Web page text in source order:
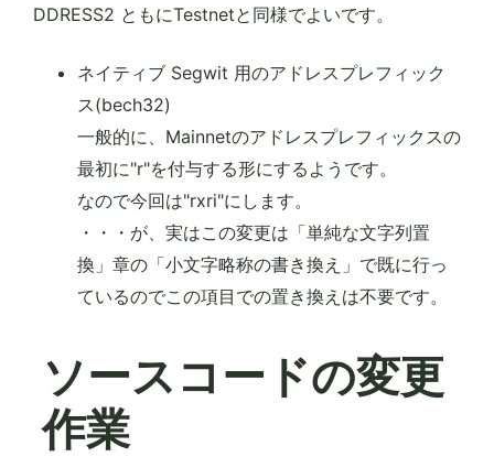
DDRESS2 ともにTestnetと同様でよいです。
ネイティブ Segwit 用のアドレスプレフィック
ス(bech32)
一般的に、Mainnetのアドレスプレフィックスの
最初に"r"を付与する形にするようです。
なので今回は"rxri"にします。
・・・が、実はこの変更は「単純な文字列置
換」章の「小文字略称の書き換え」で既に行っ
ているのでこの項目での置き換えは不要です。
ソースコードの変更
作業